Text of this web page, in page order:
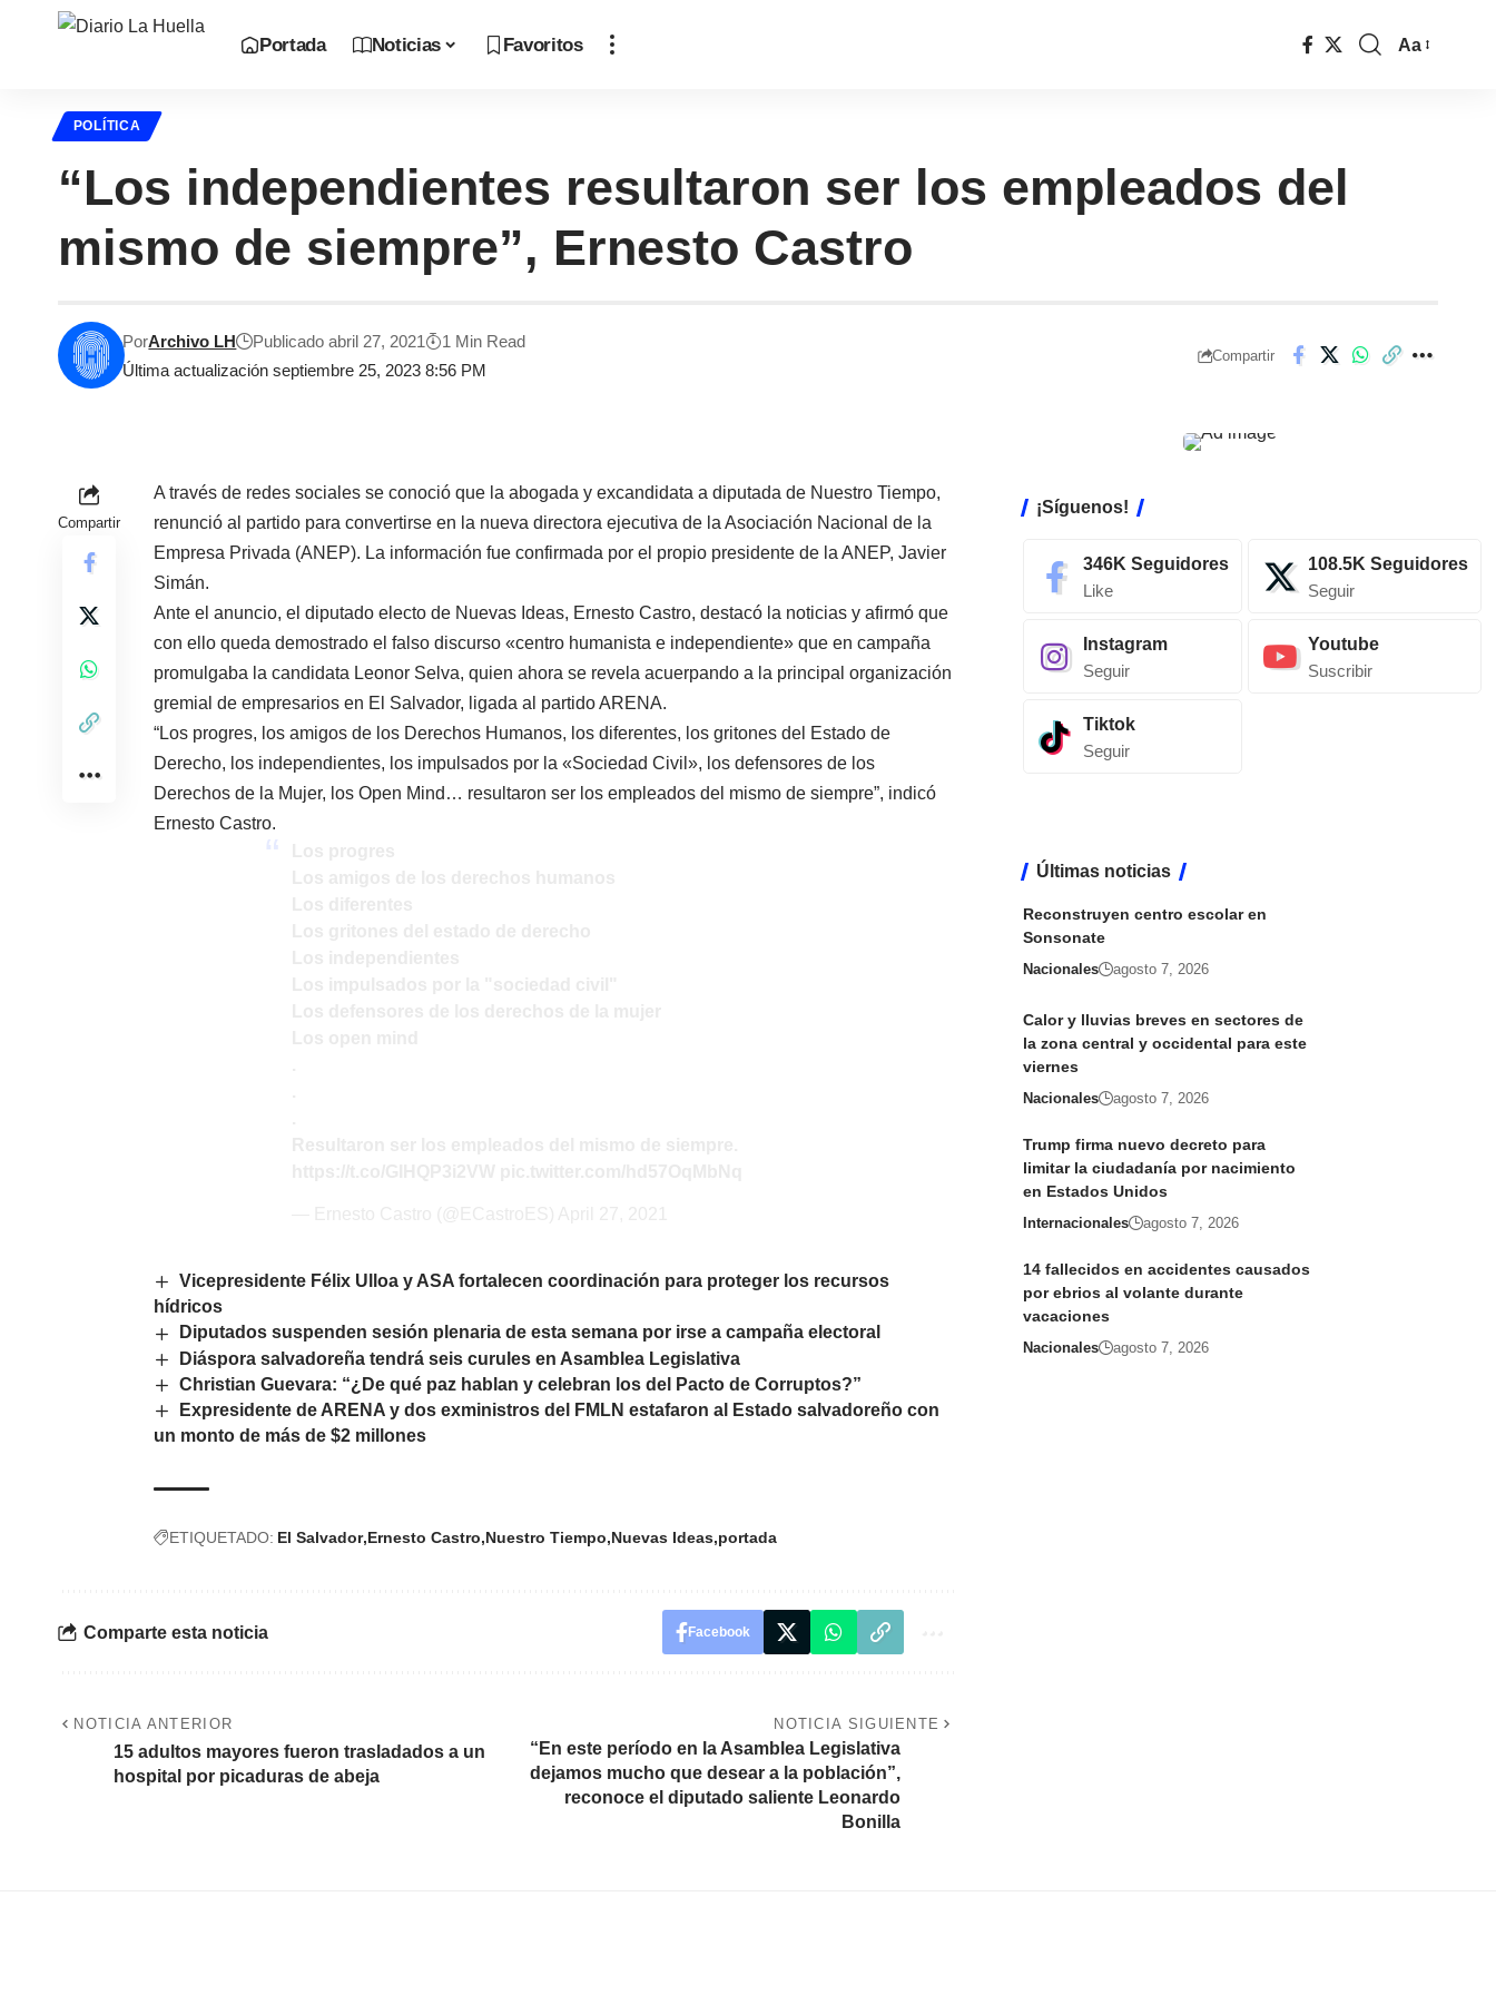
Portada Noticias Favoritos Aa
POLÍTICA
“Los independientes resultaron ser los empleados del
mismo de siempre”, Ernesto Castro
Última actualización septiembre 25, 2023 8:56 PM
PorArchivo LH Publicado abril 27, 2021 1 Min Read
Compartir
Compartir
A través de redes sociales se conoció que la abogada y excandidata a diputada de Nuestro Tiempo,
renunció al partido para convertirse en la nueva directora ejecutiva de la Asociación Nacional de la
Empresa Privada (ANEP). La información fue confirmada por el propio presidente de la ANEP, Javier
Simán.
Ante el anuncio, el diputado electo de Nuevas Ideas, Ernesto Castro, destacó la noticias y afirmó que
con ello queda demostrado el falso discurso «centro humanista e independiente» que en campaña
promulgaba la candidata Leonor Selva, quien ahora se revela acuerpando a la principal organización
gremial de empresarios en El Salvador, ligada al partido ARENA.
“Los progres, los amigos de los Derechos Humanos, los diferentes, los gritones del Estado de
Derecho, los independientes, los impulsados por la «Sociedad Civil», los defensores de los
Derechos de la Mujer, los Open Mind… resultaron ser los empleados del mismo de siempre”, indicó
Ernesto Castro.
Vicepresidente Félix Ulloa y ASA fortalecen coordinación para proteger los recursos
hídricos
Diputados suspenden sesión plenaria de esta semana por irse a campaña electoral
Diáspora salvadoreña tendrá seis curules en Asamblea Legislativa
Christian Guevara: “¿De qué paz hablan y celebran los del Pacto de Corruptos?”
Expresidente de ARENA y dos exministros del FMLN estafaron al Estado salvadoreño con
un monto de más de $2 millones
ETIQUETADO: El Salvador Ernesto Castro Nuestro Tiempo Nuevas Ideas portada
Comparte esta noticia Facebook
NOTICIA ANTERIOR
15 adultos mayores fueron trasladados a un
hospital por picaduras de abeja
NOTICIA SIGUIENTE
“En este período en la Asamblea Legislativa
dejamos mucho que desear a la población”,
reconoce el diputado saliente Leonardo
Bonilla
¡Síguenos!
346K Seguidores
Like
108.5K Seguidores
Seguir
Instagram
Seguir
Youtube
Suscribir
Tiktok
Seguir
Últimas noticias
Reconstruyen centro escolar en
Sonsonate
Nacionales agosto 7, 2026
Calor y lluvias breves en sectores de
la zona central y occidental para este
viernes
Nacionales agosto 7, 2026
Trump firma nuevo decreto para
limitar la ciudadanía por nacimiento
en Estados Unidos
Internacionales agosto 7, 2026
14 fallecidos en accidentes causados
por ebrios al volante durante
vacaciones
Nacionales agosto 7, 2026